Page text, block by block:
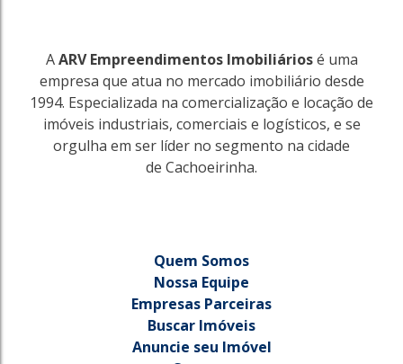
AARV Empreendimentos Imobiliáriosé uma
empresa que atua no mercado imobiliário desde
1994. Especializada na comercialização e locação de
imóveis industriais, comerciais e logísticos, e se
orgulha em ser líder no segmento na cidade
de Cachoeirinha.
Quem Somos
Nossa Equipe
Empresas Parceiras
Buscar Imóveis
Anuncie seu Imóvel